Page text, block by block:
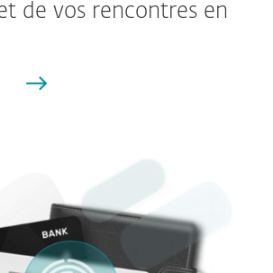
de vos rencontres en